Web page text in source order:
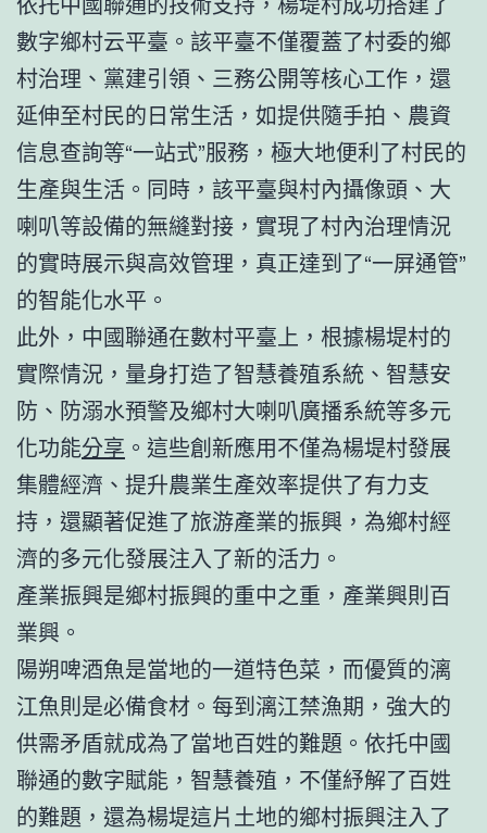
數字鄉村云平臺。該平臺不僅覆蓋了村委的鄉
村治理、黨建引領、三務公開等核心工作，還
延伸至村民的日常生活，如提供隨手拍、農資
信息查詢等“一站式”服務，極大地便利了村民的
生產與生活。同時，該平臺與村內攝像頭、大
喇叭等設備的無縫對接，實現了村內治理情況
的實時展示與高效管理，真正達到了“一屏通管”
的智能化水平。
此外，中國聯通在數村平臺上，根據楊堤村的
實際情況，量身打造了智慧養殖系統、智慧安
防、防溺水預警及鄉村大喇叭廣播系統等多元
化功能分享 。這些創新應用不僅為楊堤村發展
集體經濟、提升農業生產效率提供了有力支
持，還顯著促進了旅游產業的振興，為鄉村經
濟的多元化發展注入了新的活力。
產業振興是鄉村振興的重中之重，產業興則百
業興。
陽朔啤酒魚是當地的一道特色菜，而優質的漓
江魚則是必備食材。每到漓江禁漁期，強大的
供需矛盾就成為了當地百姓的難題。依托中國
聯通的數字賦能，智慧養殖，不僅紓解了百姓
的難題，還為楊堤這片土地的鄉村振興注入了